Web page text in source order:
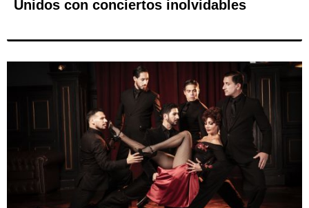
Unidos con conciertos inolvidables